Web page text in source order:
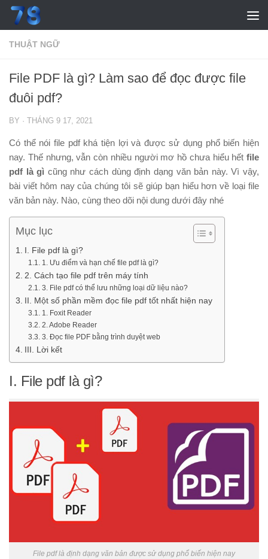
Skip to content
THUẬT NGỮ
File PDF là gì? Làm sao để đọc được file
đuôi pdf?
BY · THÁNG 9 17, 2021
Có thể nói file pdf khá tiện lợi và được sử dụng phổ biến hiện
nay. Thế nhưng, vẫn còn nhiều người mơ hồ chưa hiểu hết file
pdf là gì cũng như cách dùng định dạng văn bản này. Vì vậy,
bài viết hôm nay của chúng tôi sẽ giúp bạn hiểu hơn về loại file
văn bản này. Nào, cùng theo dõi nội dung dưới đây nhé
Mục lục
I. File pdf là gì?
1. Ưu điểm và hạn chế file pdf là gì?
2. Cách tạo file pdf trên máy tính
3. File pdf có thể lưu những loại dữ liệu nào?
II. Một số phần mềm đọc file pdf tốt nhất hiện nay
1. Foxit Reader
2. Adobe Reader
3. Đọc file PDF bằng trình duyệt web
III. Lời kết
I. File pdf là gì?
File pdf là định dạng văn bản được sử dụng phổ biến hiện nay